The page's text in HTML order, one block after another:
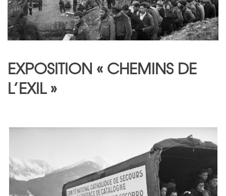
EXPOSITION « CHEMINS DE
L’EXIL »